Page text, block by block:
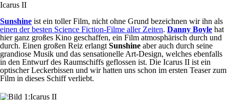
Icarus II
Sunshine ist ein toller Film, nicht ohne Grund bezeichnen wir ihn als
einen der besten Science Fiction-Filme aller Zeiten. Danny Boyle hat
hier ganz großes Kino geschaffen, ein Film atmosphärisch durch und
durch. Einen großen Reiz erlangt Sunshine aber auch durch seine
grandiose Musik und das sensationelle Art-Design, welches ebenfalls
in den Entwurf des Raumschiffs geflossen ist. Die Icarus II ist ein
optischer Leckerbissen und wir hatten uns schon im ersten Teaser zum
Film in dieses Schiff verliebt.